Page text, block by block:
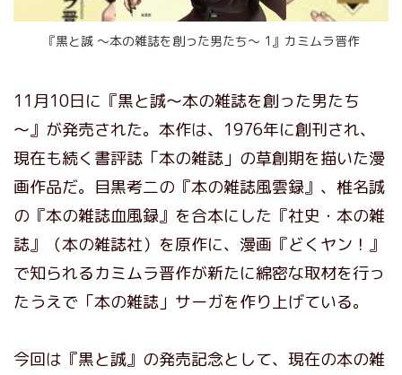
『黒と誠 ～本の雑誌を創った男たち～ 1』カミムラ晋作
11月10日に『黒と誠～本の雑誌を創った男たち
～』が発売された。本作は、1976年に創刊され、
現在も続く書評誌「本の雑誌」の草創期を描いた漫
画作品だ。目黒考二の『本の雑誌風雲録』、椎名誠
の『本の雑誌血風録』を合本にした『社史・本の雑
誌』（本の雑誌社）を原作に、漫画『どくヤン！』
で知られるカミムラ晋作が新たに綿密な取材を行っ
たうえで「本の雑誌」サーガを作り上げている。
今回は『黒と誠』の発売記念として、現在の本の雑